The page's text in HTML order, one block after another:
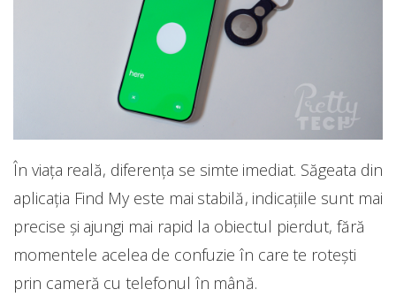
În viața reală, diferența se simte imediat. Săgeata din
aplicația Find My este mai stabilă, indicațiile sunt mai
precise și ajungi mai rapid la obiectul pierdut, fără
momentele acelea de confuzie în care te rotești
prin cameră cu telefonul în mână.